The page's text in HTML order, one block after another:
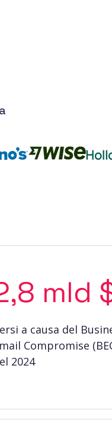
mld
a causa del
Compromise
2024